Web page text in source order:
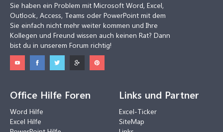
Sie haben ein Problem mit Microsoft Word, Excel,
Outlook, Access, Teams oder PowerPoint mit dem
Sie einfach nicht mehr weiter kommen und Ihre
Kollegen und Freund wissen auch keinen Rat? Dann
bist du in unserem Forum richtig!
Office Hilfe Foren
Word Hilfe
Excel Hilfe
Links und Partner
Excel-Ticker
SiteMap